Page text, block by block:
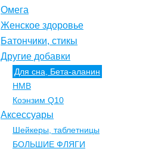
Омега
Женское здоровье
Батончики, стикы
Другие добавки
Для сна, Бета-аланин
НМВ
Коэнзим Q10
Аксессуары
Шейкеры, таблетницы
БОЛЬШИЕ ФЛЯГИ